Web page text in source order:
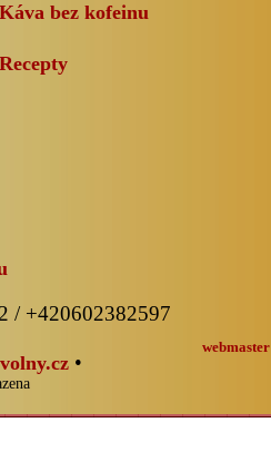
Káva bez kofeinu
Recepty
/ +420602382597
•
webmaster